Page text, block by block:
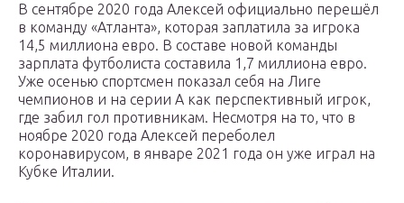
В сентябре 2020 года Алексей официально перешёл
в команду «Атланта», которая заплатила за игрока
14,5 миллиона евро. В составе новой команды
зарплата футболиста составила 1,7 миллиона евро.
Уже осенью спортсмен показал себя на Лиге
чемпионов и на серии А как перспективный игрок,
где забил гол противникам. Несмотря на то, что в
ноябре 2020 года Алексей переболел
коронавирусом, в январе 2021 года он уже играл на
Кубке Италии.